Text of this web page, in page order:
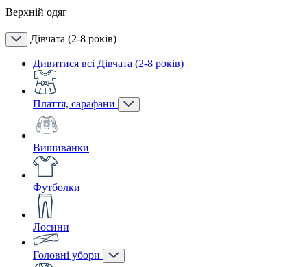
Верхній одяг
Дівчата (2-8 років)
Дивитися всі Дівчата (2-8 років)
Плаття, сарафани
Вишиванки
Футболки
Лосини
Головні убори